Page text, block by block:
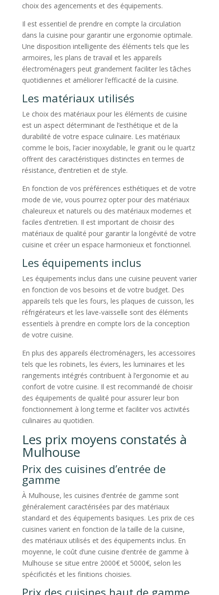
choix des agencements et des équipements.
Il est essentiel de prendre en compte la circulation
dans la cuisine pour garantir une ergonomie optimale.
Une disposition intelligente des éléments tels que les
armoires, les plans de travail et les appareils
électroménagers peut grandement faciliter les tâches
quotidiennes et améliorer l’efficacité de la cuisine.
Les matériaux utilisés
Le choix des matériaux pour les éléments de cuisine
est un aspect déterminant de l’esthétique et de la
durabilité de votre espace culinaire. Les matériaux
comme le bois, l’acier inoxydable, le granit ou le quartz
offrent des caractéristiques distinctes en termes de
résistance, d’entretien et de style.
En fonction de vos préférences esthétiques et de votre
mode de vie, vous pourrez opter pour des matériaux
chaleureux et naturels ou des matériaux modernes et
faciles d’entretien. Il est important de choisir des
matériaux de qualité pour garantir la longévité de votre
cuisine et créer un espace harmonieux et fonctionnel.
Les équipements inclus
Les équipements inclus dans une cuisine peuvent varier
en fonction de vos besoins et de votre budget. Des
appareils tels que les fours, les plaques de cuisson, les
réfrigérateurs et les lave-vaisselle sont des éléments
essentiels à prendre en compte lors de la conception
de votre cuisine.
En plus des appareils électroménagers, les accessoires
tels que les robinets, les éviers, les luminaires et les
rangements intégrés contribuent à l’ergonomie et au
confort de votre cuisine. Il est recommandé de choisir
des équipements de qualité pour assurer leur bon
fonctionnement à long terme et faciliter vos activités
culinaires au quotidien.
Les prix moyens constatés à
Mulhouse
Prix des cuisines d’entrée de
gamme
À Mulhouse, les cuisines d’entrée de gamme sont
généralement caractérisées par des matériaux
standard et des équipements basiques. Les prix de ces
cuisines varient en fonction de la taille de la cuisine,
des matériaux utilisés et des équipements inclus. En
moyenne, le coût d’une cuisine d’entrée de gamme à
Mulhouse se situe entre 2000€ et 5000€, selon les
spécificités et les finitions choisies.
Prix des cuisines haut de gamme